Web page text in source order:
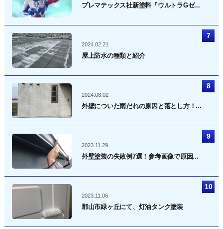
プレマテックス社新塗料『ウルトラGゼ...
2024.02.21
屋上防水の種類と紹介
2024.08.02
外壁についた雨だれの原因と落とし方！...
2023.11.29
外壁塗装の失敗例7選！参考画像で原因...
2023.11.06
郡山市緑ヶ丘にて、灯油タンク塗装